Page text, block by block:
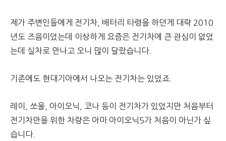
제가 주변인들에게 전기차, 배터리 타령을 하던게 대략 2010
년도 즈음이었는데 이상하게 요즘은 전기차에 큰 관심이 없었
는데 실차로 만나고 오니 많이 달랐습니다.
기존에도 현대기아에서 나오는 전기차는 있었죠.
레이, 쏘울, 아이오닉, 코나 등이 전기차가 있었지만 처음부터
전기차만을 위한 차량은 아마 아이오닉5가 처음이 아닌가 싶
습니다.